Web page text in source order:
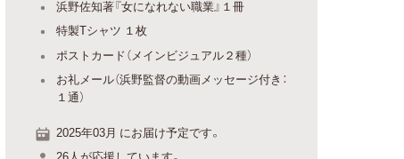
浜野佐知著『女になれない職業』１冊
特製Tシャツ １枚
ポストカード（メインビジュアル２種）
お礼メール（浜野監督の動画メッセージ付き：
１通）
2025年03月 にお届け予定です。